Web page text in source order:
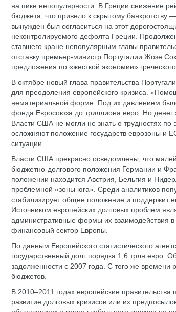
на пике непопулярности. В Греции снижение
бюджета, что привело к скрытому
вынужден был согласиться на этот
неконтролируемого дефолта Греции.
ставшего кране непопулярным главы
отставку премьер-министр Португалии Жозе
предложения по «жесткой экономии»
В октябре новый глава правительства
для преодоления европейского кризиса.
нематериальной форме. Под их давлением
фонда Евросоюза до триллиона евро. Но денег
Власти США не могли не знать о трудностях по
осложняют положение государств еврозоны и
ситуации.
Власти США прекрасно осведомлены, что
бюджетно-долгового положения Германии и
положении находится Австрия, Бельгия и
проблемной «зоны юга». Среди аналитиков
стабилизирует общее положение и поддержит
Источником европейских долговых проблем
административные формы их взаимодействия
финансовый сектор Европы.
По данным Европейского статистического
государственный долг порядка 1,6 трлн евро.
задолженности с 2007 года. С того же времени
бюджетов.
В 2010–2011 годах европейские
развитие долговых кризисов или их